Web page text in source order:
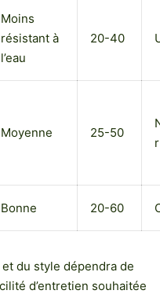
Moins
résistant à
l’eau
20-40
Moyenne 25-50
Bonne 20-60
du style dépendra de
d’entretien souhaitée